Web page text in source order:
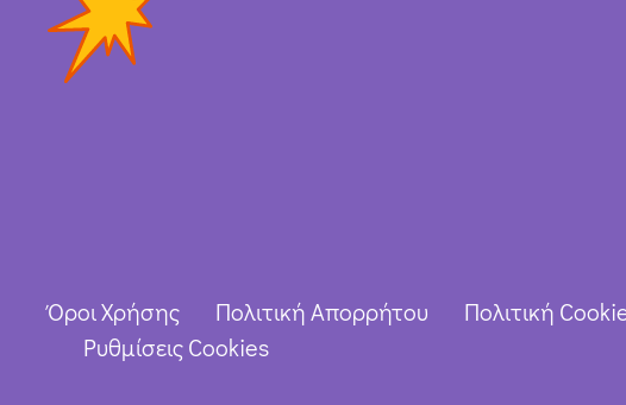
Όροι Χρήσης Πολιτική Απορρήτου Πολιτική
Ρυθμίσεις Cookies